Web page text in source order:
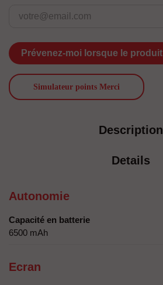
Prévenez-moi lorsque le
Simulateur points Merci
Description
Details
Autonomie
Capacité en batterie
6500 mAh
Ecran